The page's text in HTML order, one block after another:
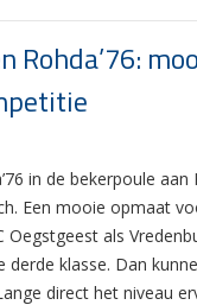
in de bekerpoule aan
Een mooie opmaat
als
klasse. Dan
direct het niveau